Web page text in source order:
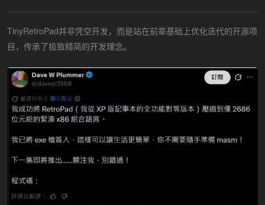
TinyRetroPad并非凭空开发，而是站在前辈基础上优化迭代的开源项
目，传承了极致精简的开发理念。